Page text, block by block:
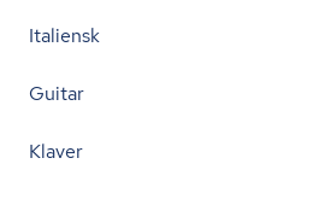
Italiensk
Guitar
Klaver